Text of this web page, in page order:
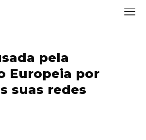
pela
Europeia por
suas redes